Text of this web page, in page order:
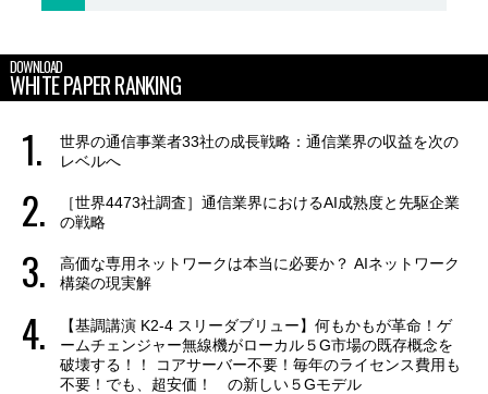
DOWNLOAD
WHITE PAPER RANKING
世界の通信事業者33社の成長戦略：通信業界の収益を次の
レベルへ
［世界4473社調査］通信業界におけるAI成熟度と先駆企業
の戦略
高価な専用ネットワークは本当に必要か？ AIネットワーク
構築の現実解
【基調講演 K2-4 スリーダブリュー】何もかもが革命！ゲ
ームチェンジャー無線機がローカル５G市場の既存概念を
破壊する！！ コアサーバー不要！毎年のライセンス費用も
不要！でも、超安価！ の新しい５Gモデル